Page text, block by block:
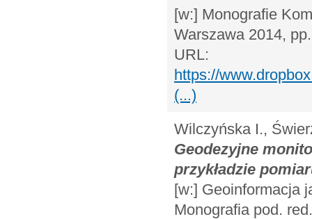
[w:] Monografie
Warszawa 2014,
URL:
https://
(...)
Wilczyńska I.,
Geodezyjne
przykładzie
[w:] Geoinformacja
Monografia pod.